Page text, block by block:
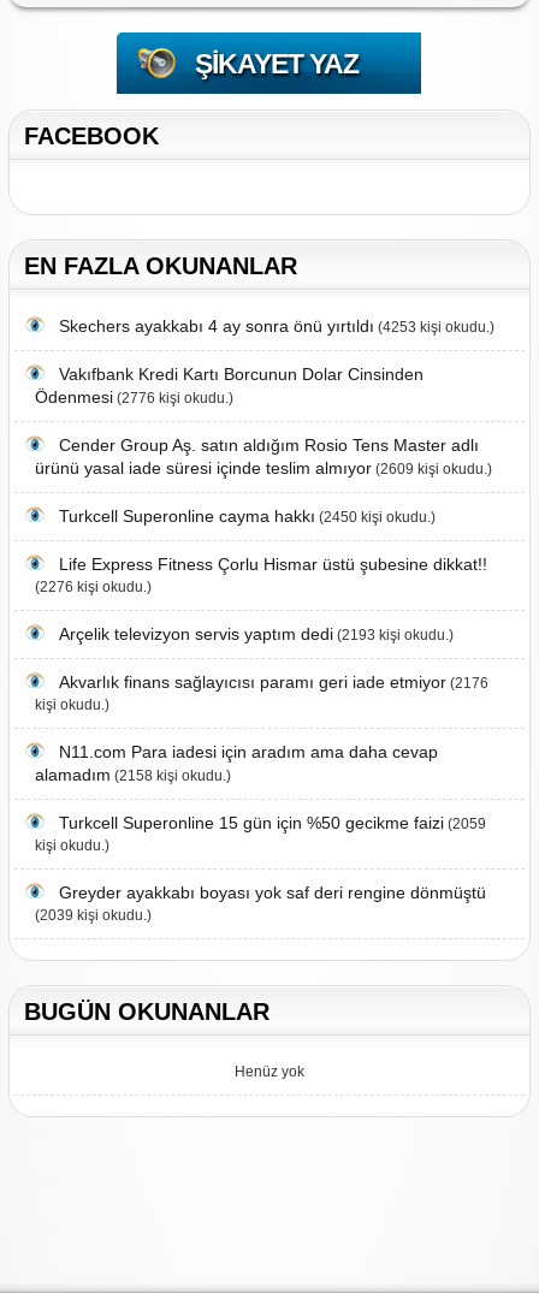
ŞIKAYET YAZ
FACEBOOK
EN FAZLA OKUNANLAR
Skechers ayakkabı 4 ay sonra önü yırtıldı (4253 kişi okudu.)
Vakıfbank Kredi Kartı Borcunun Dolar Cinsinden
Ödenmesi(2776 kişi okudu.)
Cender Group Aş. satın aldığım Rosio Tens Master adlı
ürünü yasal iade süresi içinde teslim almıyor(2609 kişi okudu.)
Turkcell Superonline cayma hakkı (2450 kişi okudu.)
Life Express Fitness Çorlu Hismar üstü şubesine dikkat!!
(2276 kişi okudu.)
Arçelik televizyon servis yaptım dedi(2193 kişi okudu.)
Akvarlık finans sağlayıcısı paramı geri iade etmiyor(2176
kişi okudu.)
N11.com Para iadesi için aradım ama daha cevap
alamadım (2158 kişi okudu.)
Turkcell Superonline 15 gün için %50 gecikme faizi(2059
kişi okudu.)
Greyder ayakkabı boyası yok saf deri rengine dönmüştü
(2039 kişi okudu.)
BUGÜN OKUNANLAR
Henüz yok